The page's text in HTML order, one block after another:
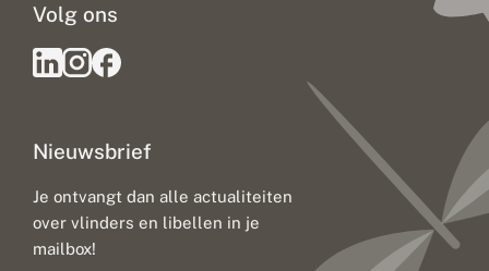
Nieuwsbrief
Je ontvangt dan alle actualiteiten
over vlinders en libellen in je
mailbox!
Volg ons